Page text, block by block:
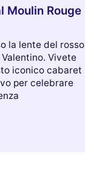
Moulin Rouge
la lente del rosso
Vivete
iconico cabaret
per celebrare